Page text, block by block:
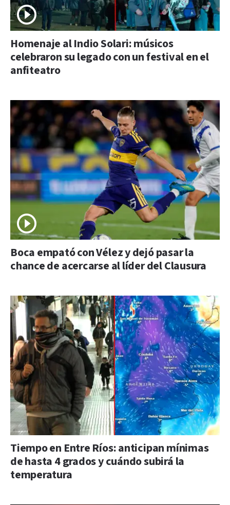
Homenaje al Indio Solari: músicos
celebraron su legado con un festival en el
anfiteatro
Boca empató con Vélez y dejó pasar la
chance de acercarse al líder del Clausura
Tiempo en Entre Ríos: anticipan mínimas
de hasta 4 grados y cuándo subirá la
temperatura